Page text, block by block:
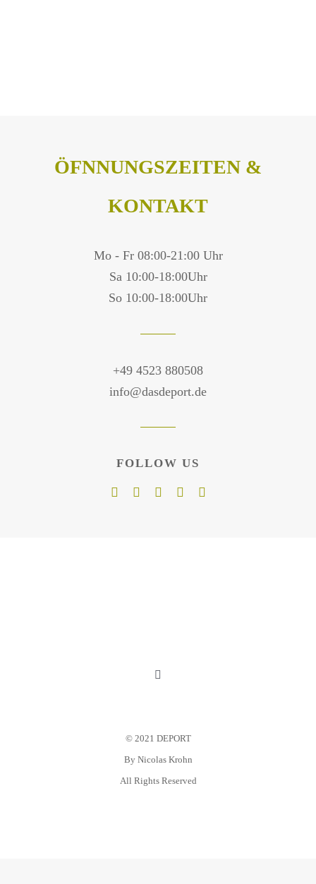
Impressum
ÖFNNUNGSZEITEN &
KONTAKT
Mo - Fr 08:00-21:00 Uhr
Sa 10:00-18:00Uhr
So 10:00-18:00Uhr
+49 4523 880508
info@dasdeport.de
FOLLOW US
Toggle
© 2021 DEPORT
By Nicolas Krohn
All Rights Reserved